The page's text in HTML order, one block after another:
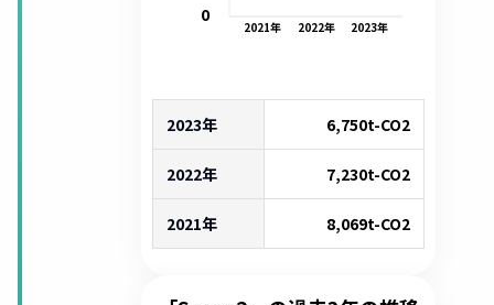
2021年 2022年 2023年
0
2023年 6,750t-CO2
2022年 7,230t-CO2
2021年 8,069t-CO2